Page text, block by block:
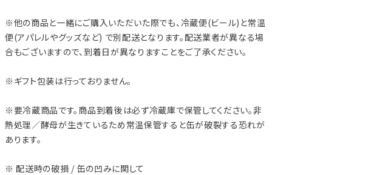
※他の商品と一緒にご購入いただいた際でも、冷蔵便(ビール)と常温
便(アパレルやグッズなど) で別配送となります。配送業者が異なる場
合もございますので、到着日が異なりますことをご了承ください。
※ギフト包装は行っておりません。
※要冷蔵商品です。商品到着後は必ず冷蔵庫で保管してください。非
熱処理／酵母が生きているため常温保管すると缶が破裂する恐れが
あります。
※ 配送時の破損 / 缶の凹みに関して